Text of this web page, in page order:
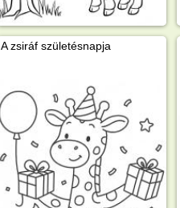
A zsiráf születésnapja